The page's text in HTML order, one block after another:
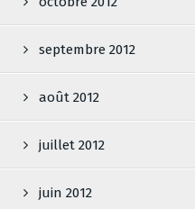
septembre 2012
août 2012
juillet 2012
juin 2012